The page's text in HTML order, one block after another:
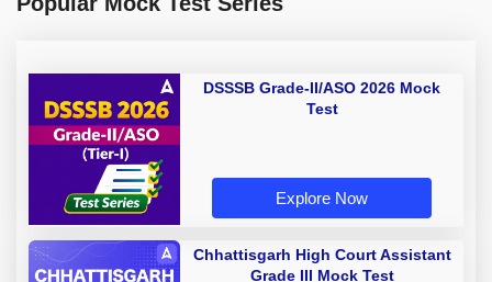
DSSSB Grade-II/ASO 2026 Mock
Test
Explore Now
Chhattisgarh High Court Assistant
Grade III Mock Test